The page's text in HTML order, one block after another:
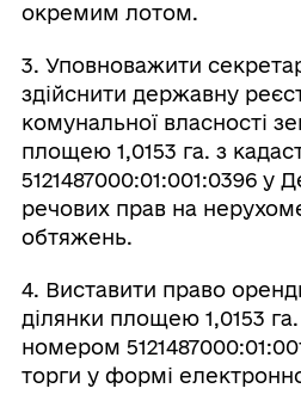
окремим лотом.
3. Уповноважити
здійснити державну
комунальної власності
площею 1,0153 га. з
5121487000:01:001:0396 у
речових прав на
обтяжень.
4. Виставити право
ділянки площею 1,0153
номером
торги у формі